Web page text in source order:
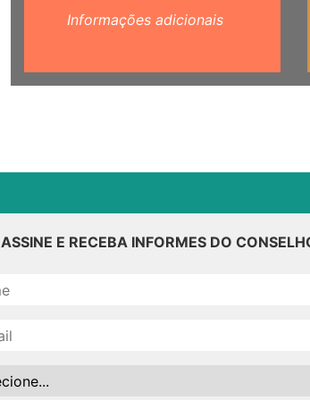
Informações adicionais
ASSINE E RECEBA INFORMES DO